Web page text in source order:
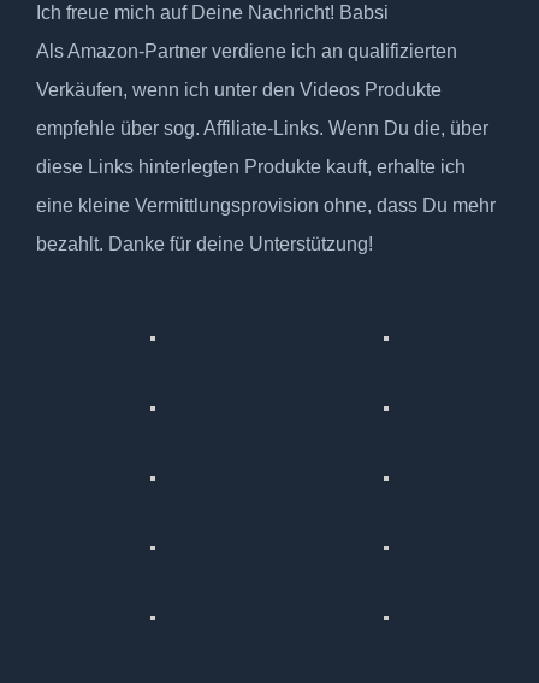
Ich freue mich auf Deine Nachricht! Babsi
Als Amazon-Partner verdiene ich an qualifizierten
Verkäufen, wenn ich unter den Videos Produkte
empfehle über sog. Affiliate-Links. Wenn Du die, über
diese Links hinterlegten Produkte kauft, erhalte ich
eine kleine Vermittlungsprovision ohne, dass Du mehr
bezahlt. Danke für deine Unterstützung!